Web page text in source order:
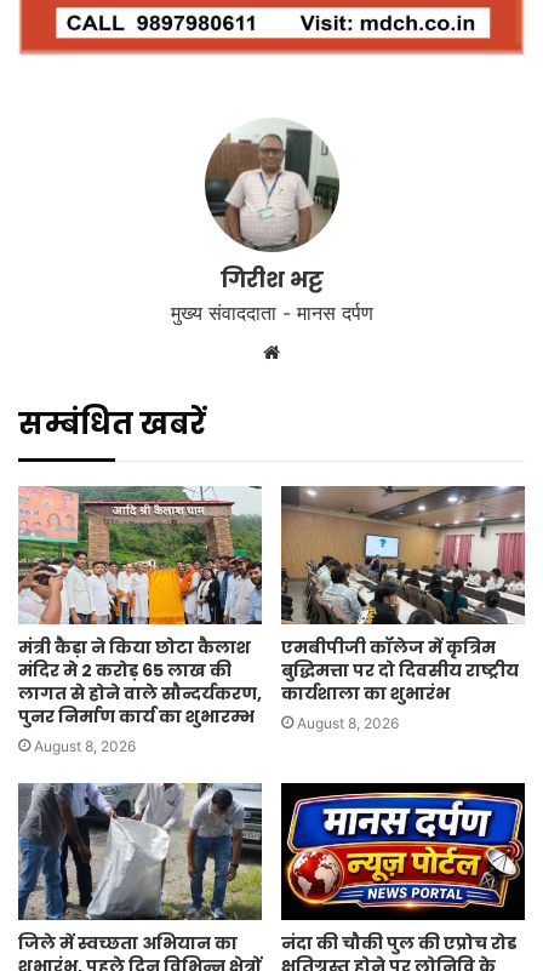
गिरीश भट्ट
मुख्य संवाददाता - मानस दर्पण
Website
सम्बंधित खबरें
मंत्री कैड़ा ने किया छोटा कैलाश
मंदिर मे 2 करोड़ 65 लाख की
लागत से होने वाले सौन्दर्यकरण,
पुनर निर्माण कार्य का शुभारम्भ
August 8, 2026
एमबीपीजी कॉलेज में कृत्रिम
बुद्धिमत्ता पर दो दिवसीय राष्ट्रीय
कार्यशाला का शुभारंभ
August 8, 2026
जिले में स्वच्छता अभियान का
शुभारंभ, पहले दिन विभिन्न क्षेत्रों
नंदा की चौकी पुल की एप्रोच रोड
क्षतिग्रस्त होने पर लोनिवि के